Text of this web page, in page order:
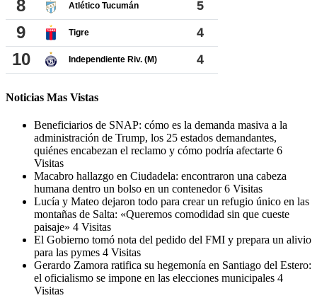
Noticias Mas Vistas
Beneficiarios de SNAP: cómo es la demanda masiva a la
administración de Trump, los 25 estados demandantes,
quiénes encabezan el reclamo y cómo podría afectarte 6
Visitas
Macabro hallazgo en Ciudadela: encontraron una cabeza
humana dentro un bolso en un contenedor6 Visitas
Lucía y Mateo dejaron todo para crear un refugio único en las
montañas de Salta: «Queremos comodidad sin que cueste
paisaje» 4 Visitas
El Gobierno tomó nota del pedido del FMI y prepara un alivio
para las pymes 4 Visitas
Gerardo Zamora ratifica su hegemonía en Santiago del Estero:
el oficialismo se impone en las elecciones municipales 4
Visitas